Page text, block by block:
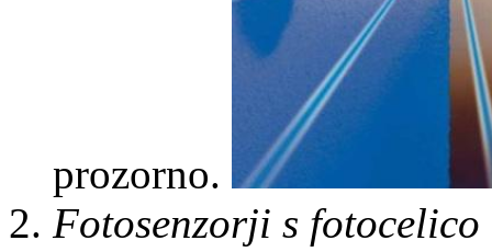
prozorno.
Fotosenzorji s